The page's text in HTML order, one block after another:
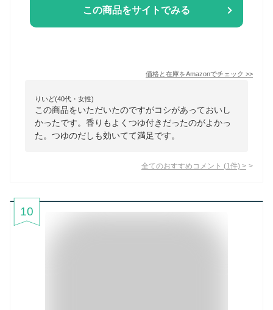
この商品をサイトでみる
価格と在庫をAmazonでチェック >>
りいど(40代・女性)
この商品をいただいたのですがコシがあっておいし
かったです。香りもよくつゆ付きだったのがよかっ
た。つゆのだしも効いてて満足です。
全てのおすすめコメント (1 件) >
10